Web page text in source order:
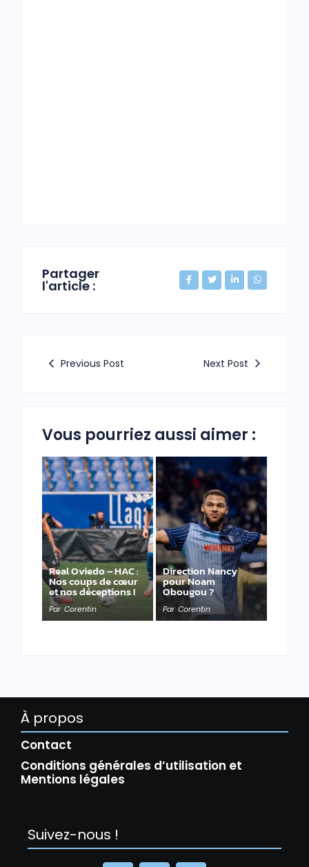
Partager
l'article :
Previous Post Next Post
Vous pourriez aussi aimer :
Real Oviedo – HAC :
Nos coups de cœur
et nos déceptions !
Par Corentin
Direction Nancy
pour Noam
Obougou ?
Par Corentin
À propos
Contact
Conditions générales d’utilisation et
Mentions légales
Suivez-nous !